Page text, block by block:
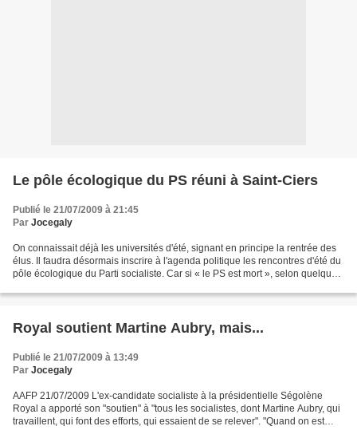
Le pôle écologique du PS réuni à Saint-Ciers
Publié le 21/07/2009 à 21:45
Par Jocegaly
On connaissait déjà les universités d'été, signant en principe la rentrée des
élus. Il faudra désormais inscrire à l'agenda politique les rencontres d'été du
pôle écologique du Parti socialiste. Car si « le PS est mort », selon quelque
Royal soutient Martine Aubry, mais...
Publié le 21/07/2009 à 13:49
Par Jocegaly
AAFP 21/07/2009 L'ex-candidate socialiste à la présidentielle Ségolène
Royal a apporté son "soutien" à "tous les socialistes, dont Martine Aubry, qui
travaillent, qui font des efforts, qui essaient de se relever". "Quand on est